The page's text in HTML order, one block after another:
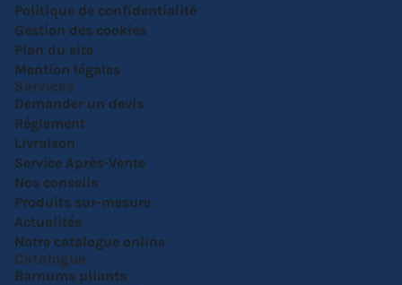
Politique de confidentialité
Gestion des cookies
Plan du site
Mention légales
Services
Demander un devis
Réglement
Livraison
Service Après-Vente
Nos conseils
Produits sur-mesure
Actualités
Notre catalogue online
Catalogue
Barnums pliants